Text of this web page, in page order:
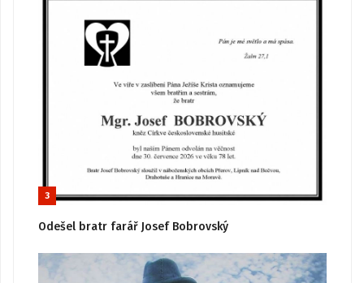
3
Odešel bratr farář Josef Bobrovský